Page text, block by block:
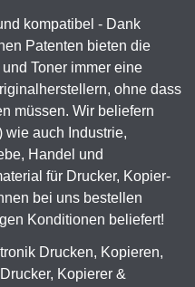
kompatibel - Dank
Patenten bieten die
Toner immer eine
ohne dass
müssen. Wir beliefern
wie auch Industrie,
Handel und
für Drucker, Kopier-
bei uns bestellen
Konditionen beliefert!
Drucken, Kopieren,
Kopierer &